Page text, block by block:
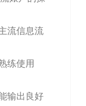
流信息流
练使用
输出良好